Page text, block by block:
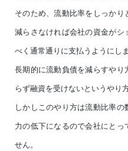
そのため、流動比率をしっか
減らさなければ会社の資金が
べく通常通りに支払うようにしま
長期的に流動負債を減らすや
らず融資を受けないというやり
しかしこのやり方は流動比率
力の低下になるので会社にと
せん。